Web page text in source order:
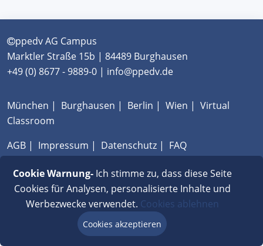
ppedv AG Campus
Marktler Straße 15b | 84489 Burghausen
+49 (0) 8677 - 9889-0 | info@ppedv.de
München | Burghausen | Berlin | Wien | Virtual
Classroom
AGB | Impressum | Datenschutz | FAQ
Cookie Warnung-Ich stimme zu, dass diese Seite
Cookies für Analysen, personalisierte Inhalte und
Werbezwecke verwendet. Cookies ablehnen
Cookies akzeptieren